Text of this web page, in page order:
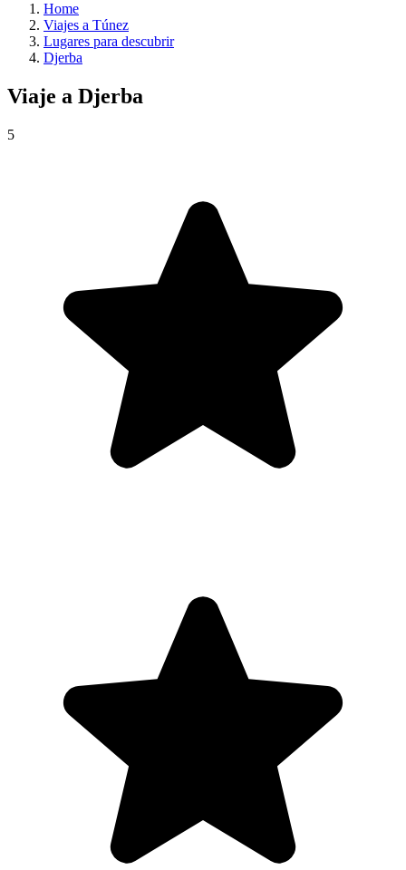
Home
Viajes a Túnez
Lugares para descubrir
Djerba
Viaje a Djerba
5